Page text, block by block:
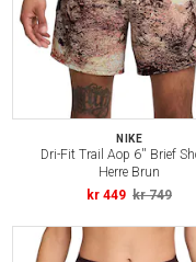
NIKE
Dri-Fit Trail Aop 6'' Brief
Herre Brun
kr 449 kr 749